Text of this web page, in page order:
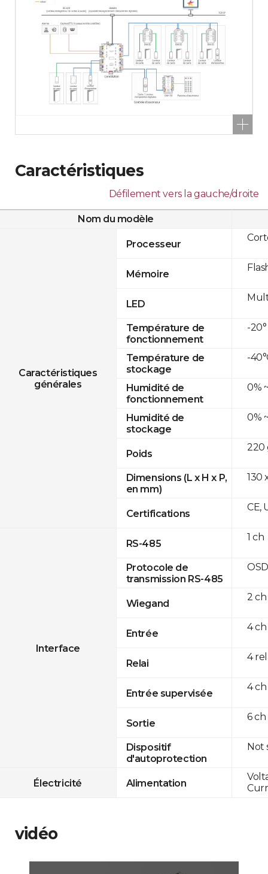
Caractéristiques
Défilement vers la gauche/droite
Nom du modèle
Caractéristiques
générales
Processeur
Mémoire
LED
Température de
fonctionnement
Température de
stockage
Humidité de
fonctionnement
Humidité de
stockage
Poids
Dimensions (L x H x P,
en mm)
Certifications
Interface
RS-485
Protocole de
transmission RS-485
Wiegand
Entrée
Relai
Entrée supervisée
Sortie
Dispositif
d'autoprotection
Électricité Alimentation
-20°
-
0%
0%
220
130
CE,
1 ch
2
4 ch
4
4 ch
6 ch
Not
vidéo